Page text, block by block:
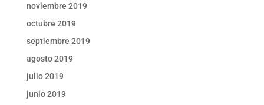
noviembre 2019
octubre 2019
septiembre 2019
agosto 2019
julio 2019
junio 2019